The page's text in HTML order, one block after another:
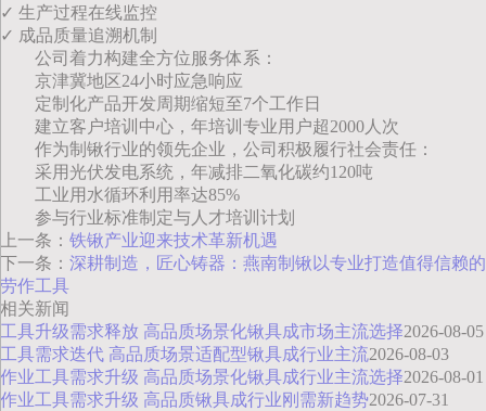
✓ 生产过程在线监控
✓ 成品质量追溯机制
公司着力构建全方位服务体系：
京津冀地区24小时应急响应
定制化产品开发周期缩短至7个工作日
建立客户培训中心，年培训专业用户超2000人次
作为制锹行业的领先企业，公司积极履行社会责任：
采用光伏发电系统，年减排二氧化碳约120吨
工业用水循环利用率达85%
参与行业标准制定与人才培训计划
上一条： 铁锹产业迎来技术革新机遇
下一条： 深耕制造，匠心铸器：燕南制锹以专业打造值得信赖的
劳作工具
相关新闻
工具升级需求释放 高品质场景化锹具成市场主流选择2026-08-05
工具需求迭代 高品质场景适配型锹具成行业主流2026-08-03
作业工具需求升级 高品质场景化锹具成行业主流选择2026-08-01
作业工具需求升级 高品质锹具成行业刚需新趋势2026-07-31